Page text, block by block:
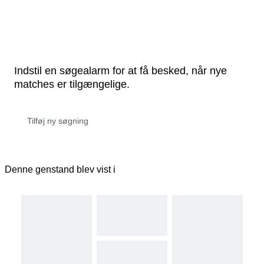
Indstil en søgealarm for at få besked, når nye
matches er tilgængelige.
Denne genstand blev vist i